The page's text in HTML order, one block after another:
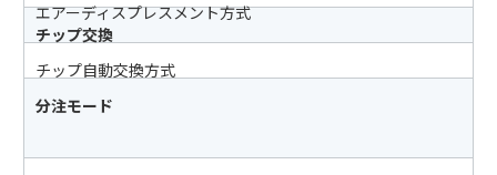
エアーディスプレスメント方式
チップ交換
チップ自動交換方式
分注モード